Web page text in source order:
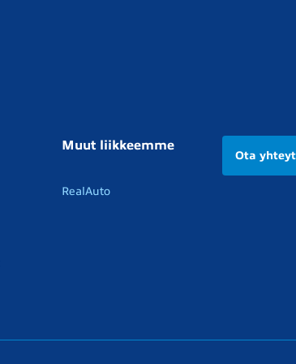
Muut liikkeemme
RealAuto
Ota